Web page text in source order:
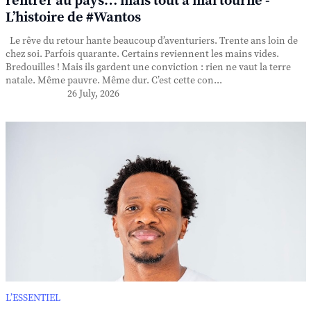
L’histoire de #Wantos
Le rêve du retour hante beaucoup d’aventuriers. Trente ans loin de
chez soi. Parfois quarante. Certains reviennent les mains vides.
Bredouilles ! Mais ils gardent une conviction : rien ne vaut la terre
natale. Même pauvre. Même dur. C’est cette con...
26 July, 2026
L’ESSENTIEL